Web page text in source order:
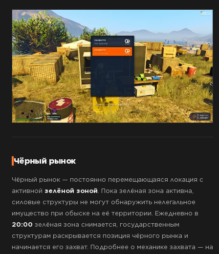
Чёрный рынок
Чёрный рынок — постоянно перемещающаяся локация с
активной зелёной зоной. Пока зелёная зона активна,
силовые структуры не могут обнаружить нелегальное
имущество при обыске на её территории. Ежедневно в
20:00 зелёная зона снимается, государственным
структурам раскрывается позиция чёрного рынка и
начинается его захват. Подробнее о механике захвата — на